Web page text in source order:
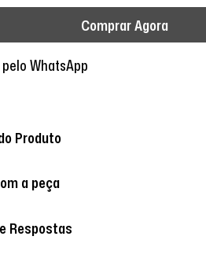
Comprar Agora
WhatsApp
Produto
a peça
Respostas